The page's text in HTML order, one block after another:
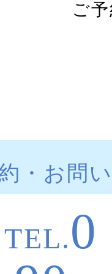
ご
・お問
TEL.0